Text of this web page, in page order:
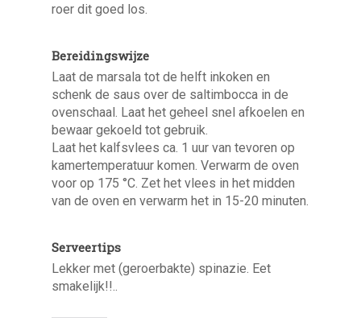
roer dit goed los.
Bereidingswijze
Laat de marsala tot de helft inkoken en
schenk de saus over de saltimbocca in de
ovenschaal. Laat het geheel snel afkoelen en
bewaar gekoeld tot gebruik.
Laat het kalfsvlees ca. 1 uur van tevoren op
kamertemperatuur komen. Verwarm de oven
voor op 175 °C. Zet het vlees in het midden
van de oven en verwarm het in 15-20 minuten.
Serveertips
Lekker met (geroerbakte) spinazie. Eet
smakelijk!!..